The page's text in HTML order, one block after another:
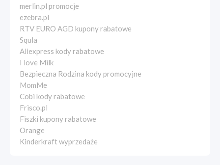
merlin.pl promocje
ezebra.pl
RTV EURO AGD kupony rabatowe
Squla
Aliexpress kody rabatowe
I love Milk
Bezpieczna Rodzina kody promocyjne
MomMe
Cobi kody rabatowe
Frisco.pl
Fiszki kupony rabatowe
Orange
Kinderkraft wyprzedaże